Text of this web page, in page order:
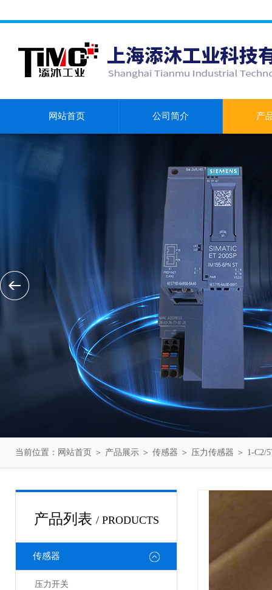
网站首页 公司简介 产
当前位置： 网站首页 ＞ 产品展示 ＞ 传感器 ＞ 压力传感器 ＞ 1-C2/
产品列表 / PRODUCTS
传感器
压力开关